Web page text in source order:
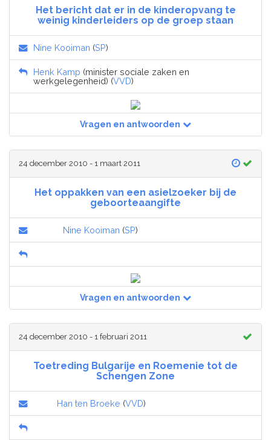
Het bericht dat er in de kinderopvang te
weinig kinderleiders op de groep staan
Nine Kooiman (SP)
Henk Kamp (minister sociale zaken en
werkgelegenheid) (VVD)
Vragen en antwoorden
24 december 2010 - 1 maart 2011
Het oppakken van een asielzoeker bij de
geboorteaangifte
Nine Kooiman (SP)
Vragen en antwoorden
24 december 2010 - 1 februari 2011
Toetreding Bulgarije en Roemenie tot de
Schengen Zone
Han ten Broeke (VVD)